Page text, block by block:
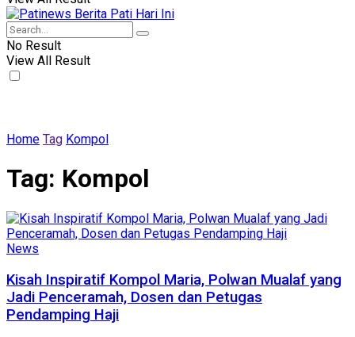
No Result
View All Result
Home Tag Kompol
Tag: Kompol
News
Kisah Inspiratif Kompol Maria, Polwan Mualaf yang
Jadi Penceramah, Dosen dan Petugas
Pendamping Haji